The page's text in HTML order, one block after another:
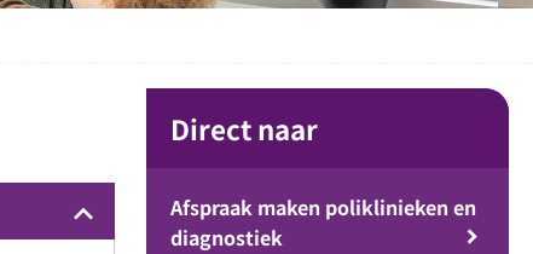
keyboard_arrow_up
Direct naar
Afspraak maken poliklinieken en
diagnostiek